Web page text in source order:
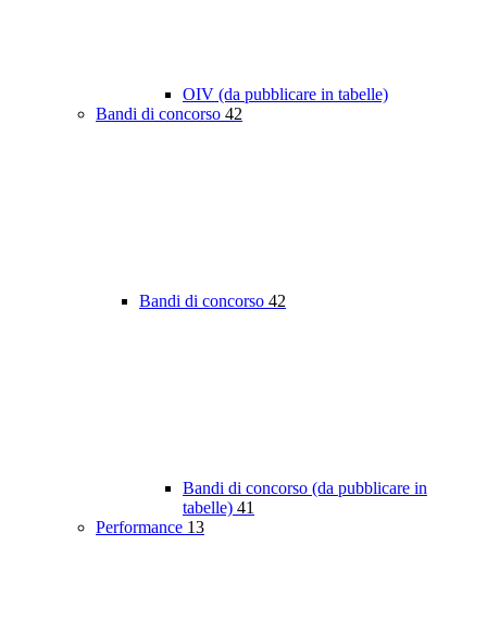
OIV (da pubblicare in tabelle)
Bandi di concorso 42
Bandi di concorso 42
Bandi di concorso (da pubblicare in
tabelle) 41
Performance 13